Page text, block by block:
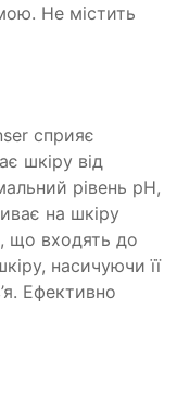
Не містить
сприяє
шкіру від
рівень pH,
на шкіру
що входять до
насичуючи її
Ефективно